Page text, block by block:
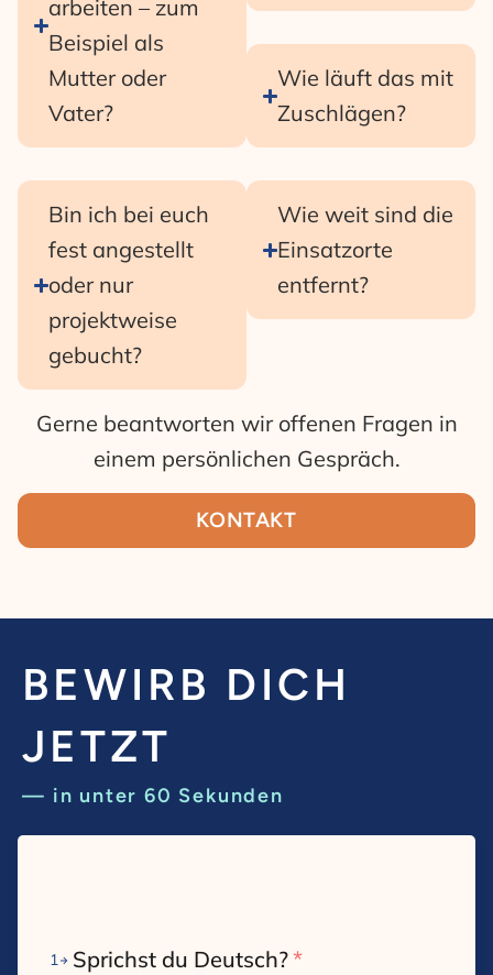
arbeiten – zum
Beispiel als
Mutter oder
Vater?
Bin ich bei euch
fest angestellt
oder nur
projektweise
gebucht?
Wie läuft das mit
Zuschlägen?
Wie weit sind die
Einsatzorte
entfernt?
Gerne beantworten wir offenen Fragen in
einem persönlichen Gespräch.
KONTAKT
BEWIRB DICH
JETZT
— in unter 60 Sekunden
1 Sprichst du Deutsch?*